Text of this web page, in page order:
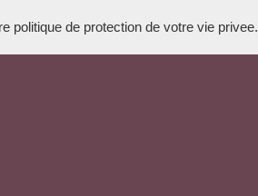
politique de protection de votre vie privee.